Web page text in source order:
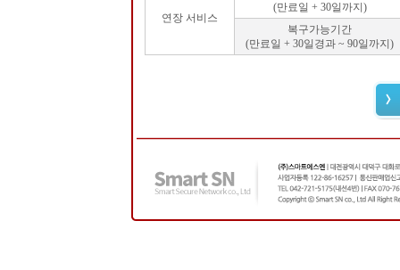
연장 서비스
(만료일 + 30일까지)
복구가능기간
(만료일 + 30일경과 ~ 90일까지)